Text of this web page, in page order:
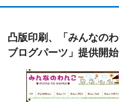
凸版印刷、「みんなの
ブログパーツ」提供開始